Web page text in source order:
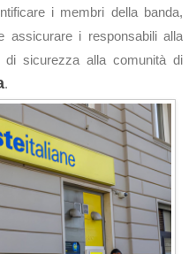
i membri della banda,
assicurare i responsabili alla
di sicurezza alla comunità di
.